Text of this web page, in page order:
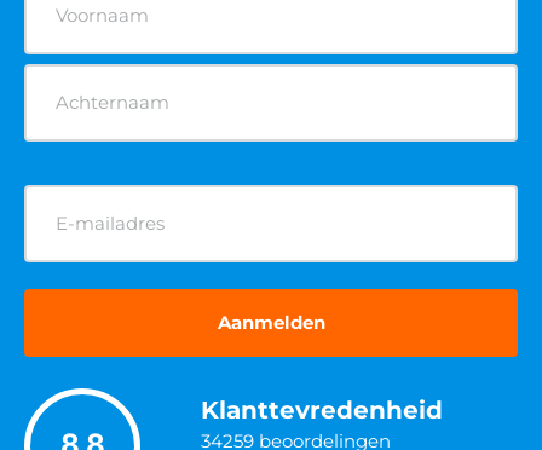
(Vereist)
E-
mailadres
(Vereist)
Klanttevredenheid
34259 beoordelingen